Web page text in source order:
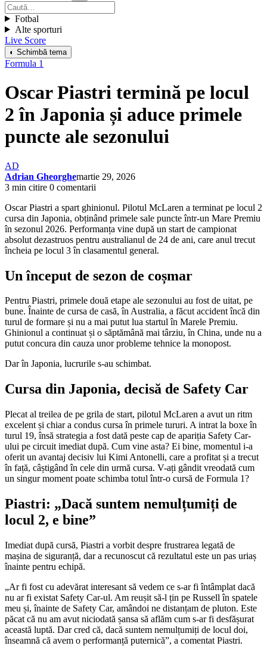
Fotbal
Alte sporturi
Live Score
◐ Schimbă tema
Formula 1
Oscar Piastri termină pe locul
2 în Japonia și aduce primele
puncte ale sezonului
AD
Adrian Gheorghemartie 29, 2026
3 min citire 0 comentarii
Oscar Piastri a spart ghinionul. Pilotul McLaren a terminat pe locul 2
cursa din Japonia, obținând primele sale puncte într-un Mare Premiu
în sezonul 2026. Performanța vine după un start de campionat
absolut dezastruos pentru australianul de 24 de ani, care anul trecut
încheia pe locul 3 în clasamentul general.
Un început de sezon de coșmar
Pentru Piastri, primele două etape ale sezonului au fost de uitat, pe
bune. Înainte de cursa de casă, în Australia, a făcut accident încă din
turul de formare și nu a mai putut lua startul în Marele Premiu.
Ghinionul a continuat și o săptămână mai târziu, în China, unde nu a
putut concura din cauza unor probleme tehnice la monopost.
Dar în Japonia, lucrurile s-au schimbat.
Cursa din Japonia, decisă de Safety Car
Plecat al treilea de pe grila de start, pilotul McLaren a avut un ritm
excelent și chiar a condus cursa în primele tururi. A intrat la boxe în
turul 19, însă strategia a fost dată peste cap de apariția Safety Car-
ului pe circuit imediat după. Cum vine asta? Ei bine, momentul i-a
oferit un avantaj decisiv lui Kimi Antonelli, care a profitat și a trecut
în față, câștigând în cele din urmă cursa. V-ați gândit vreodată cum
un singur moment poate schimba totul într-o cursă de Formula 1?
Piastri: „Dacă suntem nemulțumiți de
locul 2, e bine”
Imediat după cursă, Piastri a vorbit despre frustrarea legată de
mașina de siguranță, dar a recunoscut că rezultatul este un pas uriaș
înainte pentru echipă.
„Ar fi fost cu adevărat interesant să vedem ce s-ar fi întâmplat dacă
nu ar fi existat Safety Car-ul. Am reușit să-l țin pe Russell în spatele
meu și, înainte de Safety Car, amândoi ne distanțam de pluton. Este
păcat că nu am avut niciodată șansa să aflăm cum s-ar fi desfășurat
această luptă. Dar cred că, dacă suntem nemulțumiți de locul doi,
înseamnă că avem o performanță puternică”, a comentat Piastri.